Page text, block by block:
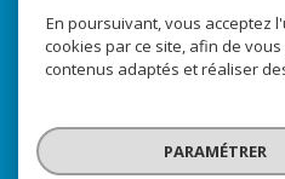
Cookies
© 2026 | Tous droits réservés
En poursuivant, vous acceptez
cookies par ce site, afin de
contenus adaptés et réaliser
PARAMÉTRER